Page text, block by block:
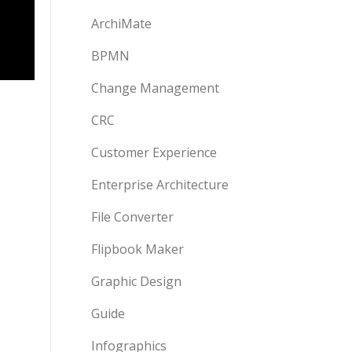
ArchiMate
BPMN
Change Management
CRC
Customer Experience
Enterprise Architecture
File Converter
Flipbook Maker
Graphic Design
Guide
Infographics